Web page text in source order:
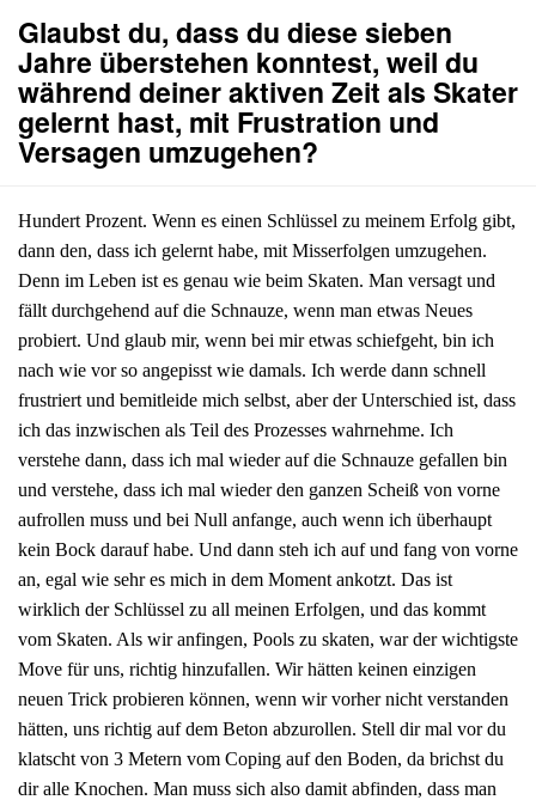
Glaubst du, dass du diese sieben
Jahre überstehen konntest, weil du
während deiner aktiven Zeit als Skater
gelernt hast, mit Frustration und
Versagen umzugehen?
Hundert Prozent. Wenn es einen Schlüssel zu meinem Erfolg gibt,
dann den, dass ich gelernt habe, mit Misserfolgen umzugehen.
Denn im Leben ist es genau wie beim Skaten. Man versagt und
fällt durchgehend auf die Schnauze, wenn man etwas Neues
probiert. Und glaub mir, wenn bei mir etwas schiefgeht, bin ich
nach wie vor so angepisst wie damals. Ich werde dann schnell
frustriert und bemitleide mich selbst, aber der Unterschied ist, dass
ich das inzwischen als Teil des Prozesses wahrnehme. Ich
verstehe dann, dass ich mal wieder auf die Schnauze gefallen bin
und verstehe, dass ich mal wieder den ganzen Scheiß von vorne
aufrollen muss und bei Null anfange, auch wenn ich überhaupt
kein Bock darauf habe. Und dann steh ich auf und fang von vorne
an, egal wie sehr es mich in dem Moment ankotzt. Das ist
wirklich der Schlüssel zu all meinen Erfolgen, und das kommt
vom Skaten. Als wir anfingen, Pools zu skaten, war der wichtigste
Move für uns, richtig hinzufallen. Wir hätten keinen einzigen
neuen Trick probieren können, wenn wir vorher nicht verstanden
hätten, uns richtig auf dem Beton abzurollen. Stell dir mal vor du
klatscht von 3 Metern vom Coping auf den Boden, da brichst du
dir alle Knochen. Man muss sich also damit abfinden, dass man